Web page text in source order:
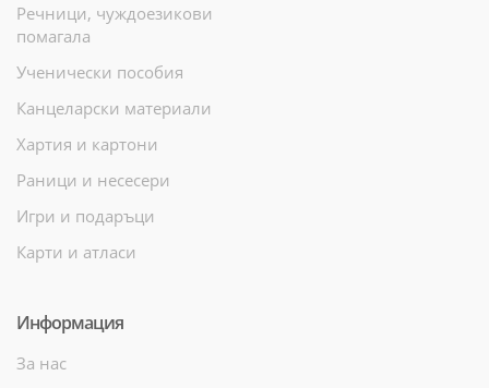
Речници, чуждоезикови
помагала
Ученически пособия
Канцеларски материали
Хартия и картони
Раници и несесери
Игри и подаръци
Карти и атласи
Информация
За нас